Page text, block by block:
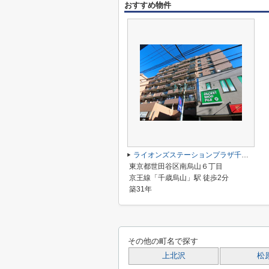
おすすめ物件
ライオンズステーションプラザ千歳烏山
東京都世田谷区南烏山６丁目
京王線「千歳烏山」駅 徒歩2分
築31年
その他の町名で探す
上北沢 松